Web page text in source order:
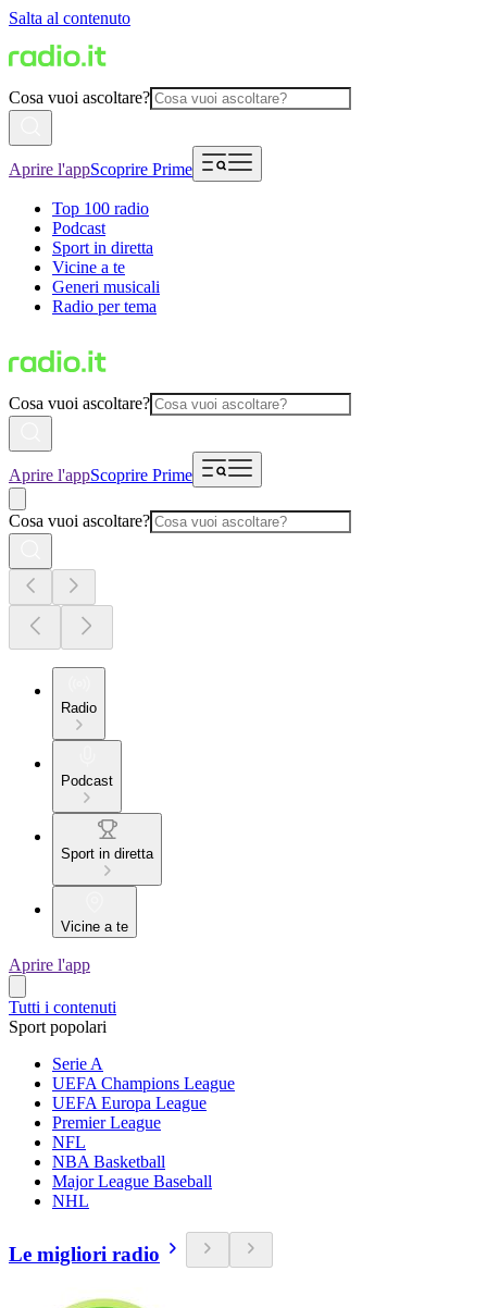
Salta al contenuto
Cosa vuoi ascoltare?
Aprire l'appScoprire Prime
Top 100 radio
Podcast
Sport in diretta
Vicine a te
Generi musicali
Radio per tema
Cosa vuoi ascoltare?
Aprire l'appScoprire Prime
Cosa vuoi ascoltare?
Radio
Podcast
Sport in diretta
Vicine a te
Aprire l'app
Tutti i contenuti
Sport popolari
Serie A
UEFA Champions League
UEFA Europa League
Premier League
NFL
NBA Basketball
Major League Baseball
NHL
Le migliori radio